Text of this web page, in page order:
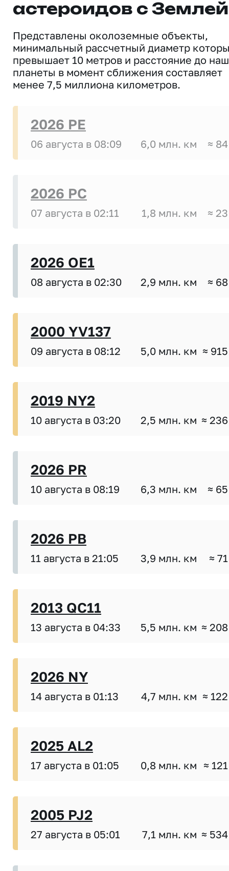
астероидов с Землей
Представлены околоземные объекты,
минимальный рассчетный диаметр
превышает 10 метров и расстояние до
планеты в момент сближения составляет
менее 7,5 миллиона километров.
2026 PE
06 августа в 08:09 6,0 млн. км ≈
2026 PC
07 августа в 02:11 1,8 млн. км ≈
2026 OE1
08 августа в 02:30 2,9 млн. км ≈
2000 YV137
09 августа в 08:12 5,0 млн. км ≈
2019 NY2
10 августа в 03:20 2,5 млн. км ≈
2026 PR
10 августа в 08:19 6,3 млн. км ≈
2026 PB
11 августа в 21:05 3,9 млн. км ≈
2013 QC11
13 августа в 04:33 5,5 млн. км ≈
2026 NY
14 августа в 01:13 4,7 млн. км ≈
2025 AL2
17 августа в 01:05 0,8 млн. км ≈
2005 PJ2
27 августа в 05:01 7,1 млн. км ≈